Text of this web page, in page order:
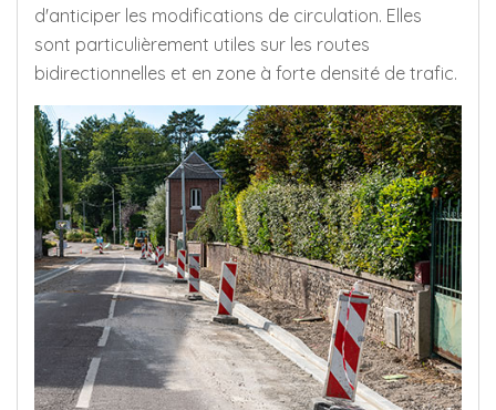
d'anticiper les modifications de circulation. Elles
sont particulièrement utiles sur les routes
bidirectionnelles et en zone à forte densité de trafic.